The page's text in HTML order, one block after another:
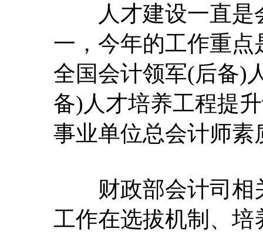
人才建设一直是
一，今年的工作重
全国会计领军(后备)
备)人才培养工程提
事业单位总会计师素
财政部会计司相
工作在选拔机制、